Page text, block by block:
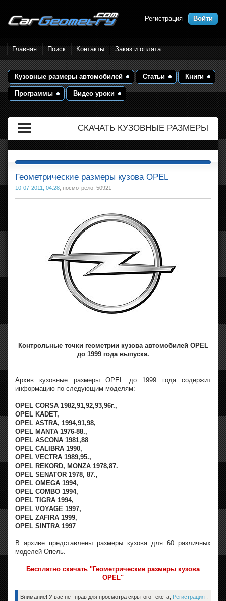
Размеры кузова автомобилей.
Контрольные точки и кузовные
размеры. Геометрия кузова
Регистрация Войти
Главная Поиск Контакты Заказ и оплата
Кузовные размеры автомобилей Статьи Книги
Программы Видео уроки
СКАЧАТЬ КУЗОВНЫЕ РАЗМЕРЫ
Геометрические размеры кузова OPEL
10-07-2011, 04:28 , посмотрело: 50921
Контрольные точки геометрии кузова автомобилей OPEL
до 1999 года выпуска.
Архив кузовные размеры OPEL до 1999 года содержит
информацию по следующим моделям:
OPEL CORSA 1982,91,92,93,96г.,
OPEL KADET,
OPEL ASTRA, 1994,91,98,
OPEL MANTA 1976-88.,
OPEL ASCONA 1981,88
OPEL CALIBRA 1990,
OPEL VECTRA 1989,95.,
OPEL REKORD, MONZA 1978,87.
OPEL SENATOR 1978, 87.,
OPEL OMEGA 1994,
OPEL COMBO 1994,
OPEL TIGRA 1994,
OPEL VOYAGE 1997,
OPEL ZAFIRA 1999,
OPEL SINTRA 1997
В архиве представлены размеры кузова для 60 различных
моделей Опель.
Бесплатно скачать "Геометрические размеры кузова
OPEL"
Внимание! У вас нет прав для просмотра скрытого текста, Регистрация .